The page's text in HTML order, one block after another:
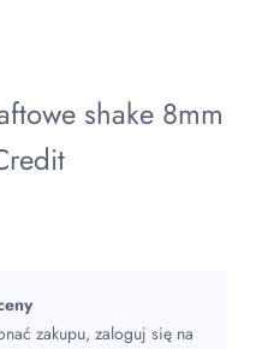
shake 8mm
zakupu, zaloguj się na